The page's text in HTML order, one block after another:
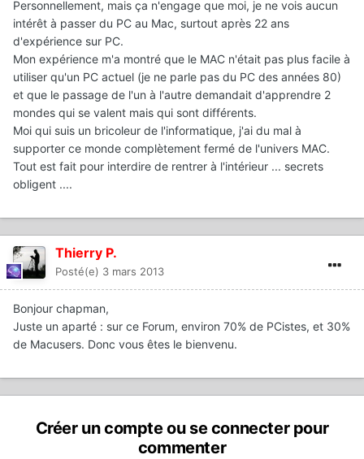
Personnellement, mais ça n'engage que moi, je ne vois aucun
intérêt à passer du PC au Mac, surtout après 22 ans
d'expérience sur PC.
Mon expérience m'a montré que le MAC n'était pas plus facile à
utiliser qu'un PC actuel (je ne parle pas du PC des années 80)
et que le passage de l'un à l'autre demandait d'apprendre 2
mondes qui se valent mais qui sont différents.
Moi qui suis un bricoleur de l'informatique, j'ai du mal à
supporter ce monde complètement fermé de l'univers MAC.
Tout est fait pour interdire de rentrer à l'intérieur ... secrets
obligent ....
Thierry P.
Posté(e) 3 mars 2013
Bonjour chapman,
Juste un aparté : sur ce Forum, environ 70% de PCistes, et 30%
de Macusers. Donc vous êtes le bienvenu.
Créer un compte ou se connecter pour
commenter